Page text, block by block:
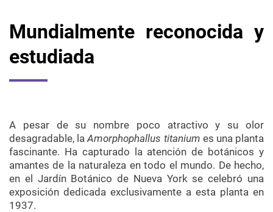
Mundialmente reconocida y
estudiada
A pesar de su nombre poco atractivo y su olor
desagradable, laAmorphophallus titanium es una planta
fascinante. Ha capturado la atención de botánicos y
amantes de la naturaleza en todo el mundo. De hecho,
en el Jardín Botánico de Nueva York se celebró una
exposición dedicada exclusivamente a esta planta en
1937.